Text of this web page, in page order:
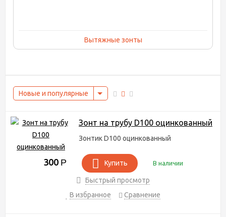
Вытяжные зонты
Новые и популярные
Зонт на трубу D100 оцинкованный
Зонтик D100 оцинкованный
300 Р Купить В наличии
Быстрый просмотр
В избранное
Сравнение